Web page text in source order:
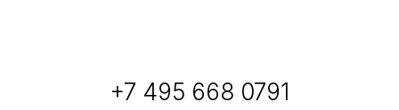
+7 495 668 0791